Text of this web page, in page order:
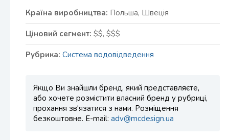
Країна виробництва: Польша, Швеція
Ціновий сегмент: $$, $$$
Рубрика: Cистема водовідведення
Якщо Ви знайшли бренд, який представляєте,
або хочете розмістити власний бренд у рубриці,
прохання зв'язатися з нами. Розміщення
безкоштовне. E-mail: adv@mcdesign.ua